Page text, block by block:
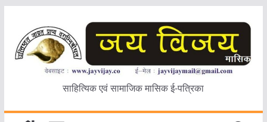
content
साहित्यिक एवं सामाजिक मासिक ई-पत्रिका